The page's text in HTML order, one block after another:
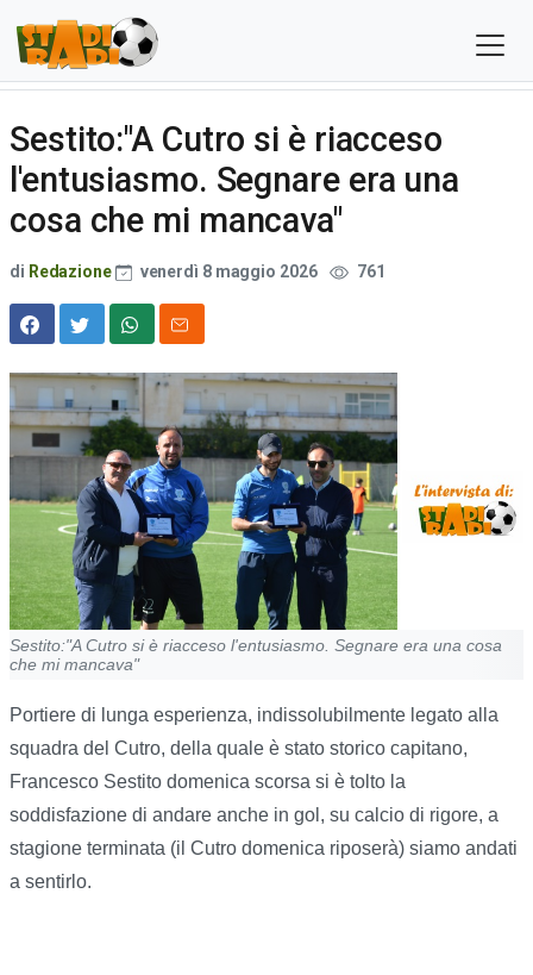
Sestito:"A Cutro si è riacceso
l'entusiasmo. Segnare era una
cosa che mi mancava"
di Redazione venerdì 8 maggio 2026 761
Sestito:"A Cutro si è riacceso l'entusiasmo. Segnare era una cosa
che mi mancava"
Portiere di lunga esperienza, indissolubilmente legato alla
squadra del Cutro, della quale è stato storico capitano,
Francesco Sestito domenica scorsa si è tolto la
soddisfazione di andare anche in gol, su calcio di rigore, a
stagione terminata (il Cutro domenica riposerà) siamo andati
a sentirlo.